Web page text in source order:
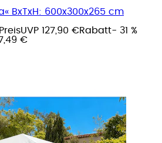
BxTxH: 600x300x265 cm
UVP 127,90 €Rabatt- 31 %
€